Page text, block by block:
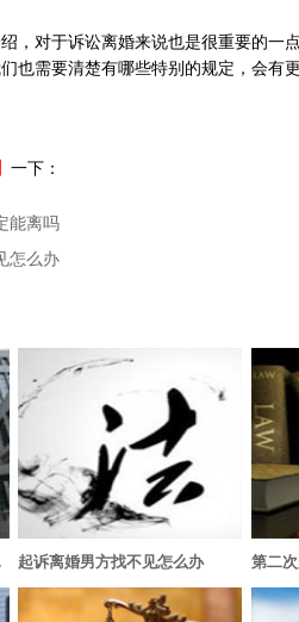
，对于诉讼离婚来说也是很重要的一
也需要清楚有哪些特别的规定，会有
一下：
能离吗
怎么办
效 起诉离婚男方找不见怎么办 第二